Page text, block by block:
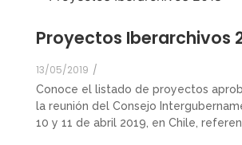
Proyectos Iberarchivos
13/05/2019 /
Conoce el listado de proyectos
la reunión del Consejo
10 y 11 de abril 2019, en Chile,